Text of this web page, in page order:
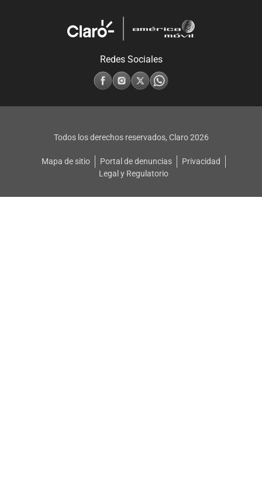
Redes Sociales
Todos los derechos reservados, Claro 2026
Mapa de sitio Portal de denuncias
Privacidad
Legal y Regulatorio